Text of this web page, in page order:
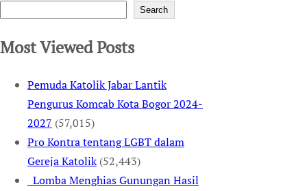
Search
Most Viewed Posts
Pemuda Katolik Jabar Lantik
Pengurus Komcab Kota Bogor 2024-
2027 (57,015)
Pro Kontra tentang LGBT dalam
Gereja Katolik (52,443)
Lomba Menghias Gunungan Hasil